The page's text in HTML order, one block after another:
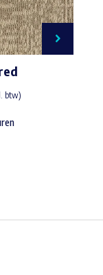
btw)